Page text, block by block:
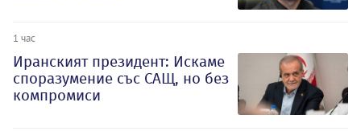
1 час
Иранският президент: Искаме
споразумение със САЩ, но без
компромиси